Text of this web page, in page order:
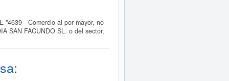
"4639 - Comercio al por mayor, no
SAN FACUNDO SL. o del sector,